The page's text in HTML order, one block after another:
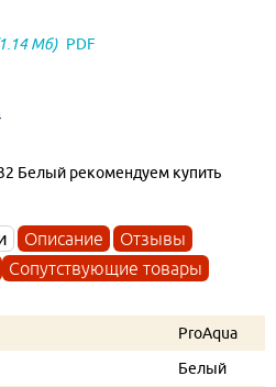
Мб) PDF
Белый рекомендуем купить
Описание
Отзывы
Сопутствующие товары
ProAqua
Белый